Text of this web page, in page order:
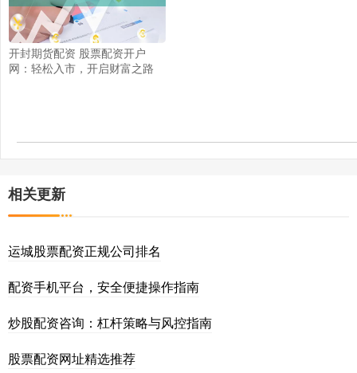
开封期货配资 股票配资开户
网：轻松入市，开启财富之路
相关更新
运城股票配资正规公司排名
配资手机平台，安全便捷操作指南
炒股配资咨询：杠杆策略与风控指南
股票配资网址精选推荐